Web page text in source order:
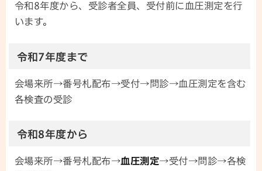
令和8年度から、受診者全員、受付前に血圧測定を行
います。
令和7年度まで
会場来所→番号札配布→受付→問診→血圧測定を含む
各検査の受診
令和8年度から
会場来所→番号札配布→血圧測定→受付→問診→各検